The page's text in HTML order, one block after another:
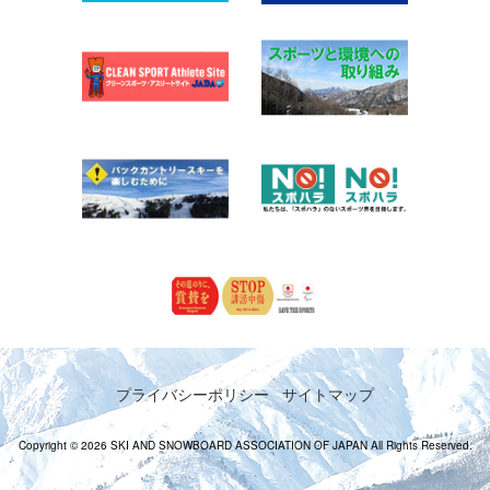
プライバシーポリシー サイトマップ
Copyright © 2026 SKI AND SNOWBOARD ASSOCIATION OF JAPAN All Rights Reserved.